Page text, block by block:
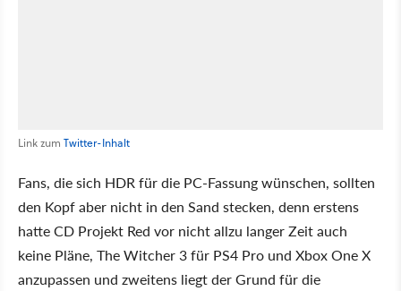
Link zum Twitter-Inhalt
Fans, die sich HDR für die PC-Fassung wünschen, sollten
den Kopf aber nicht in den Sand stecken, denn erstens
hatte CD Projekt Red vor nicht allzu langer Zeit auch
keine Pläne, The Witcher 3 für PS4 Pro und Xbox One X
anzupassen und zweitens liegt der Grund für die